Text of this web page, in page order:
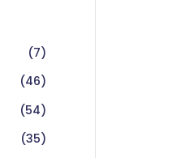
(7)
(46)
(54)
(35)